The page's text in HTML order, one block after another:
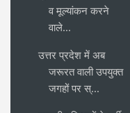
व मूल्यांकन करने
वाले...
उत्तर प्रदेश में अब
जरूरत वाली उपयुक्त
जगहों पर स्...